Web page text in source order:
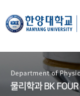
한양대학교
물리학과